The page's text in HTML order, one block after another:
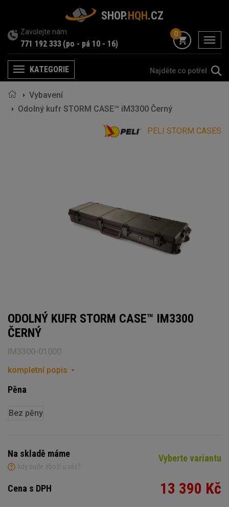
SHOP.HQH.CZ
Zavolejte nám
771 192 333 (po - pá 10 - 16) menu
0
MenuKATEGORIE
Vybavení
Odolný kufr STORM CASE™ iM3300 Černý
PELI STORM CASES
ODOLNÝ KUFR STORM CASE™ IM3300
ČERNÝ
IM3300-01000
kompletní popis
Pěna
Bez pěny
Na skladě máme
kdy bude zboží u vás?
Vyberte variantu
Cena s DPH 13 390 Kč